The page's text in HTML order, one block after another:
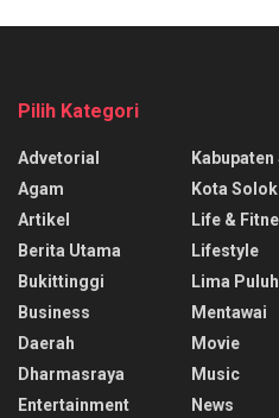
Pilih Kategori
Advetorial
Agam
Artikel
Berita Utama
Bukittinggi
Business
Daerah
Dharmasraya
Entertainment
Kota Solok
Life &
Lifestyle
Lima
Mentawai
Movie
Music
News